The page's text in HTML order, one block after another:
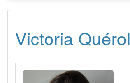
Victoria Quérol